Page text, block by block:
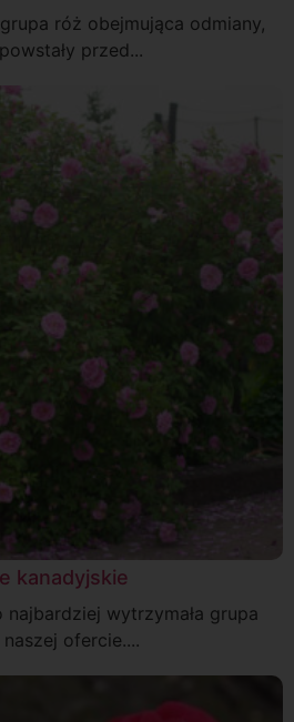
róż obejmująca odmiany,
przed...
kanadyjskie
najbardziej wytrzymała grupa
ofercie....